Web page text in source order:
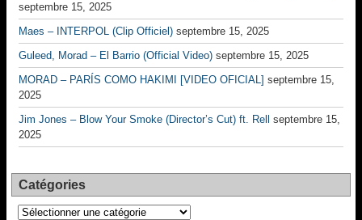
septembre 15, 2025
Maes – INTERPOL (Clip Officiel) septembre 15, 2025
Guleed, Morad – El Barrio (Official Video) septembre 15, 2025
MORAD – PARÍS COMO HAKIMI [VIDEO OFICIAL] septembre 15,
2025
Jim Jones – Blow Your Smoke (Director’s Cut) ft. Rell
septembre 15,
2025
Catégories
Catégories